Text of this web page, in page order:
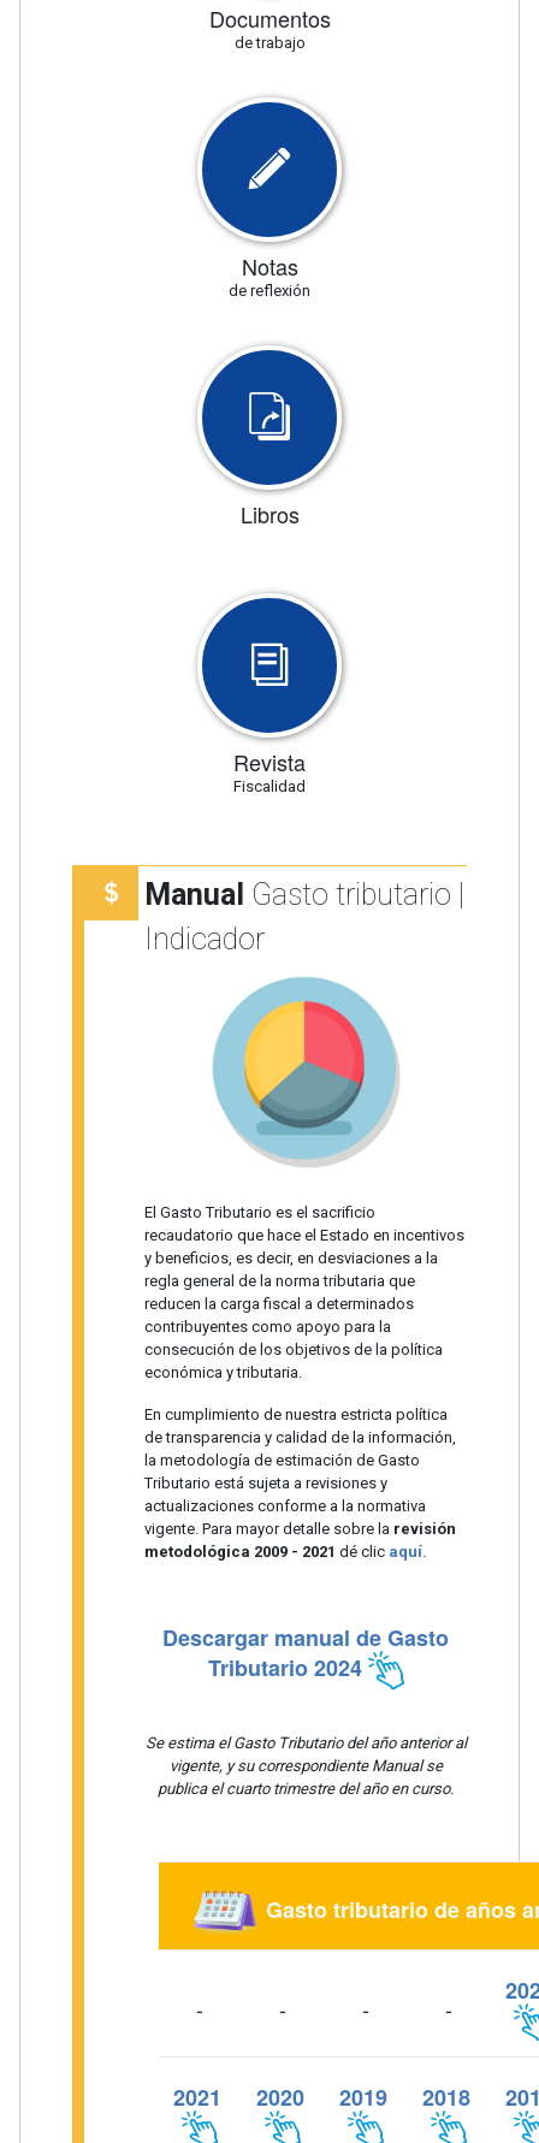
Documentos
de trabajo
Notas
de reflexión
Libros
Revista
Fiscalidad
Manual Gasto tributario |
Indicador
El Gasto Tributario es el sacrificio
recaudatorio que hace el Estado en incentivos
y beneficios, es decir, en desviaciones a la
regla general de la norma tributaria que
reducen la carga fiscal a determinados
contribuyentes como apoyo para la
consecución de los objetivos de la política
económica y tributaria.
En cumplimiento de nuestra estricta política
de transparencia y calidad de la información,
la metodología de estimación de Gasto
Tributario está sujeta a revisiones y
actualizaciones conforme a la normativa
vigente. Para mayor detalle sobre la revisión
metodológica 2009 - 2021 dé clic aquí.
Descargar manual de Gasto
Tributario 2024
Se estima el Gasto Tributario del año anterior al
vigente, y su correspondiente Manual se
publica el cuarto trimestre del año en curso.
Gasto tributario de años
- - - -
2021 2020 2019 2018